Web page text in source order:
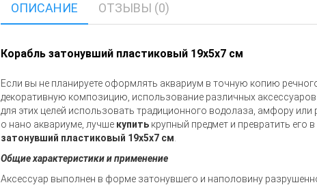
ОПИСАНИЕ ОТЗЫВЫ (0)
Корабль затонувший пластиковый 19х5х7 см
Если вы не планируете оформлять аквариум в точную копию
декоративную композицию, использование различных
для этих целей использовать традиционного водолаза, амфору
о нано аквариуме, лучше купитькрупный предмет и превратить его
затонувший пластиковый 19х5х7 см
Общие характеристики и применение
Аксессуар выполнен в форме затонувшего и наполовину